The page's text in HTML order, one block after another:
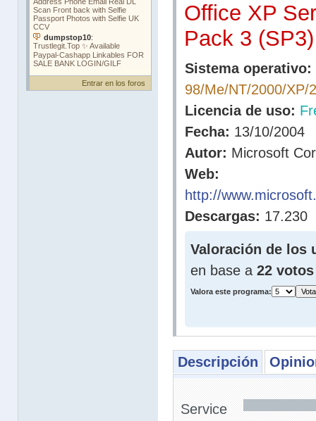
Entrar en los foros
Office XP
Pack 3 (SP3)
Sistema operativo:
98/Me/NT/2000/XP/
Licencia de uso:
Fecha: 13/10/2004
Autor: Microsoft
Web:
http://
Descargas: 17.230
Valoración de los
en base a 22 votos
Valora este programa:
Descripción
Service